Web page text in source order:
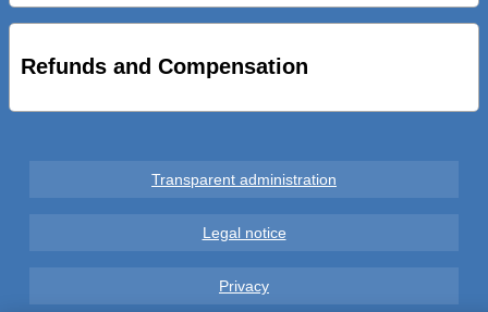
AL VIA SERVIZIO DI BIKE SHARING A POTENZA CON
VAIMOO PER UTENTI FAL SCONTI SULL’UTILIZZO DELLE
Refunds and Compensation
Transparent administration
Legal notice
Privacy